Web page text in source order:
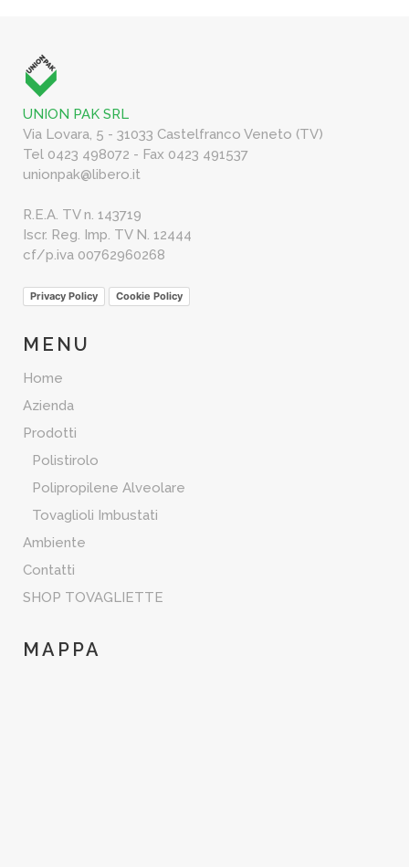
UNION PAK SRL
Via Lovara, 5 - 31033 Castelfranco Veneto (TV)
Tel 0423 498072 - Fax 0423 491537
unionpak@libero.it
R.E.A. TV n. 143719
Iscr. Reg. Imp. TV N. 12444
cf/p.iva 00762960268
Privacy Policy Cookie Policy
MENU
Home
Azienda
Prodotti
Polistirolo
Polipropilene Alveolare
Tovaglioli Imbustati
Ambiente
Contatti
SHOP TOVAGLIETTE
MAPPA